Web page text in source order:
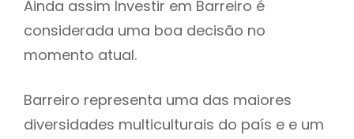
Ainda assim Investir em Barreiro é
considerada uma boa decisão no
momento atual.
Barreiro representa uma das maiores
diversidades multiculturais do país e e um